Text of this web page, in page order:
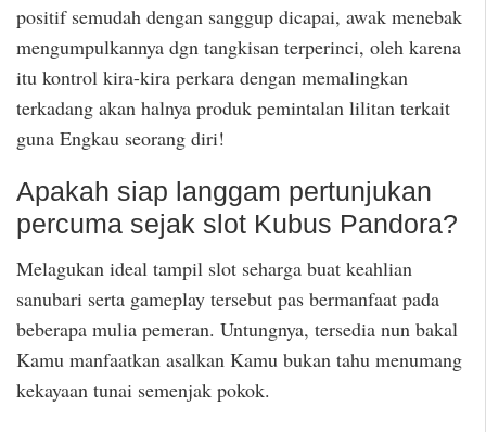
positif semudah dengan sanggup dicapai, awak menebak
mengumpulkannya dgn tangkisan terperinci, oleh karena
itu kontrol kira-kira perkara dengan memalingkan
terkadang akan halnya produk pemintalan lilitan terkait
guna Engkau seorang diri!
Apakah siap langgam pertunjukan
percuma sejak slot Kubus Pandora?
Melagukan ideal tampil slot seharga buat keahlian
sanubari serta gameplay tersebut pas bermanfaat pada
beberapa mulia pemeran. Untungnya, tersedia nun bakal
Kamu manfaatkan asalkan Kamu bukan tahu menumang
kekayaan tunai semenjak pokok.